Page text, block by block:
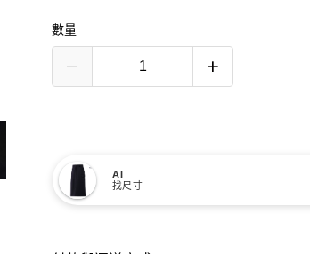
數量
AI
找尺寸